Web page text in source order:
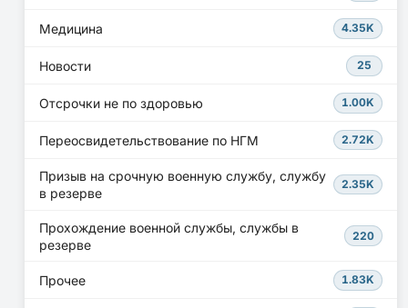
Медицина 4.35K
Новости 25
Отсрочки не по здоровью 1.00K
Переосвидетельствование по НГМ 2.72K
Призыв на срочную военную службу, службу
в резерве
2.35K
Прохождение военной службы, службы в
резерве
220
Прочее 1.83K